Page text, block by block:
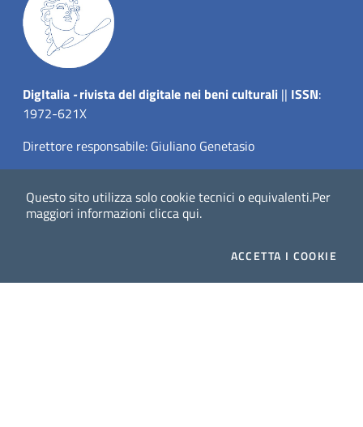
Questo sito utilizza solo cookie tecnici o equivalenti.Per
maggiori informazioni clicca qui.
ACCETTA I COOKIE
DigItalia -rivista del digitale nei beni culturali || ISSN:
1972-621X
Direttore responsabile: Giuliano Genetasio
biblioteche italiane (ICCU)